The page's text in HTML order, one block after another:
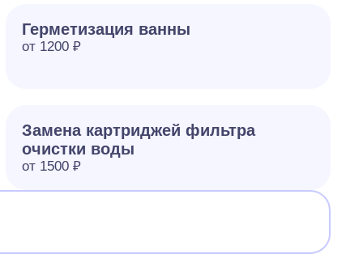
Герметизация ванны
от 1200 ₽
Замена картриджей фильтра
очистки воды
от 1500 ₽